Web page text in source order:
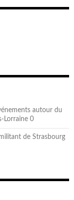
autour du
Lorraine 0
de Strasbourg